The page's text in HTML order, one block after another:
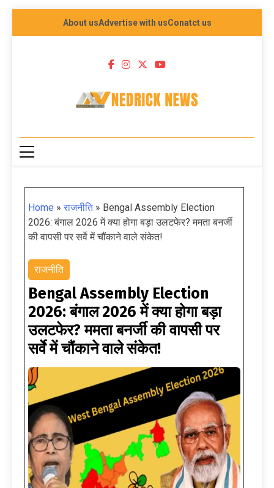
About usAdvertise with usConatct us
NEDRICK NEWS
Home »राजनीति» Bengal Assembly Election
2026: बंगाल 2026 में क्या होगा बड़ा उलटफेर? ममता बनर्जी
की वापसी पर सर्वे में चौंकाने वाले संकेत!
राजनीति
Bengal Assembly Election
2026: बंगाल 2026 में क्या होगा बड़ा
उलटफेर? ममता बनर्जी की वापसी पर
सर्वे में चौंकाने वाले संकेत!